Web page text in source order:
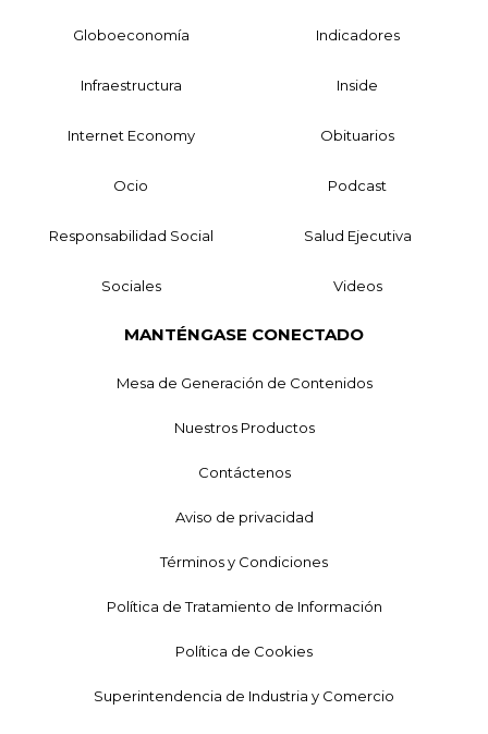
Globoeconomía Indicadores
Infraestructura Inside
Internet Economy Obituarios
Ocio Podcast
Responsabilidad Social Salud Ejecutiva
Sociales Videos
MANTÉNGASE CONECTADO
Mesa de Generación de Contenidos
Nuestros Productos
Contáctenos
Aviso de privacidad
Términos y Condiciones
Política de Tratamiento de Información
Política de Cookies
Superintendencia de Industria y Comercio